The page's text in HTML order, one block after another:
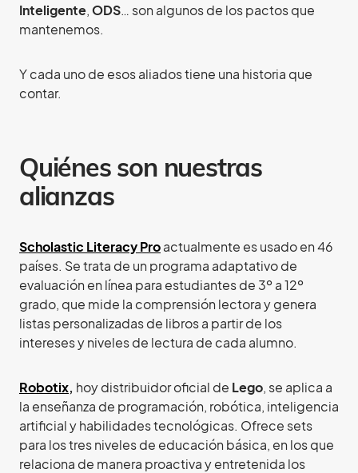
Inteligente,ODS… son algunos de los pactos que
mantenemos.
Y cada uno de esos aliados tiene una historia que
contar.
Quiénes son nuestras
alianzas
Scholastic Literacy Proactualmente es usado en 46
países. Se trata de un programa adaptativo de
evaluación en línea para estudiantes de 3º a 12º
grado, que mide la comprensión lectora y genera
listas personalizadas de libros a partir de los
intereses y niveles de lectura de cada alumno.
Robotix, hoy distribuidor oficial de Lego, se aplica a
la enseñanza de programación, robótica, inteligencia
artificial y habilidades tecnológicas. Ofrece sets
para los tres niveles de educación básica, en los que
relaciona de manera proactiva y entretenida los